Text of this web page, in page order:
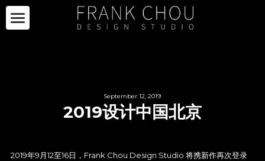
自有产品
项目合作
项目
最新资讯
September 12, 2019
2019设计中国北京
2019年9月12至16日，Frank Chou Design Studio 将携新作再次登录